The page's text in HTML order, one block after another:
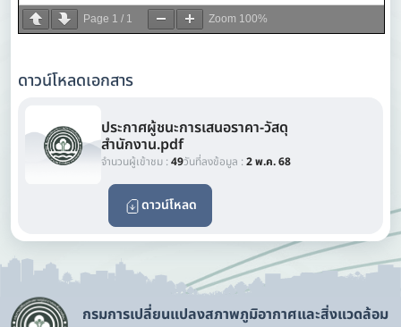
Page 1 / 1 Zoom 100%
ดาวน์โหลดเอกสาร
ประกาศผู้ชนะการเสนอราคา-วัสดุ
สำนักงาน.pdf
จำนวนผู้เข้าชม :49วันที่ลงข้อมูล :2 พ.ค. 68
ดาวน์โหลด
กรมการเปลี่ยนแปลงสภาพภูมิอากาศและสิ่งแวดล้อม